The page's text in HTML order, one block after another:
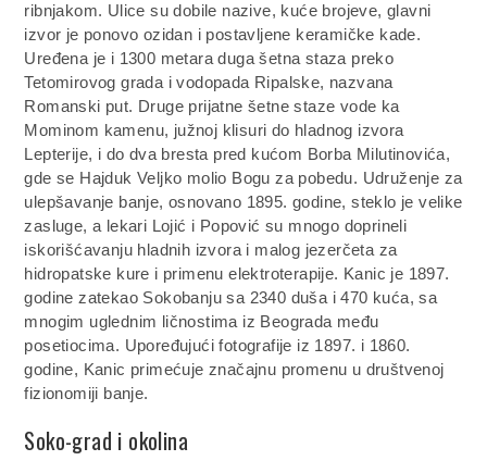
ribnjakom. Ulice su dobile nazive, kuće brojeve, glavni
izvor je ponovo ozidan i postavljene keramičke kade.
Uređena je i 1300 metara duga šetna staza preko
Tetomirovog grada i vodopada Ripalske, nazvana
Romanski put. Druge prijatne šetne staze vode ka
Mominom kamenu, južnoj klisuri do hladnog izvora
Lepterije, i do dva bresta pred kućom Borba Milutinovića,
gde se Hajduk Veljko molio Bogu za pobedu. Udruženje za
ulepšavanje banje, osnovano 1895. godine, steklo je velike
zasluge, a lekari Lojić i Popović su mnogo doprineli
iskorišćavanju hladnih izvora i malog jezerčeta za
hidropatske kure i primenu elektroterapije. Kanic je 1897.
godine zatekao Sokobanju sa 2340 duša i 470 kuća, sa
mnogim uglednim ličnostima iz Beograda među
posetiocima. Upoređujući fotografije iz 1897. i 1860.
godine, Kanic primećuje značajnu promenu u društvenoj
fizionomiji banje.
Soko-grad i okolina